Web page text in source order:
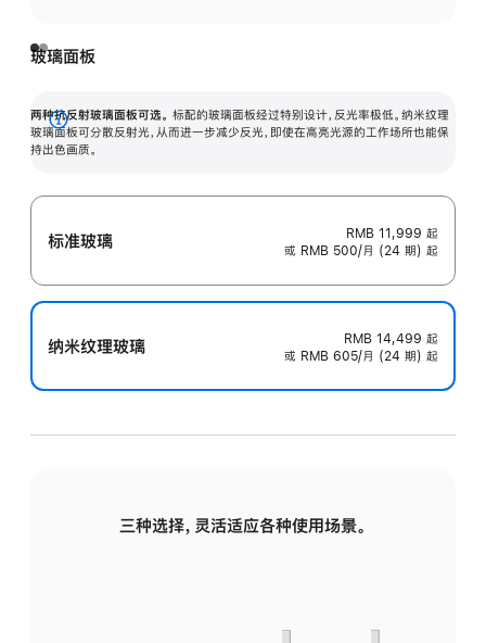
玻璃面板
两种抗反射玻璃面板可选。 标配的玻璃面板经过特别设计，反光率极低。纳米纹理
玻璃面板可分散反射光，从而进一步减少反光，即使在高亮光源的工作场所也能保
持出色画质。
展
开
标准玻璃 RMB 11,999 起
或 RMB 500/月 (24 期) 起
纳米纹理玻璃 RMB 14,499 起
或 RMB 605/月 (24 期) 起
三种选择，灵活适应各种使用场景。